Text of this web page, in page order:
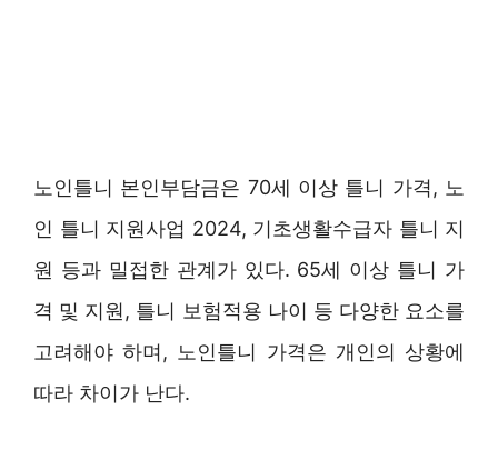
노인틀니 본인부담금은 70세 이상 틀니 가격, 노
인 틀니 지원사업 2024, 기초생활수급자 틀니 지
원 등과 밀접한 관계가 있다. 65세 이상 틀니 가
격 및 지원, 틀니 보험적용 나이 등 다양한 요소를
고려해야 하며, 노인틀니 가격은 개인의 상황에
따라 차이가 난다.